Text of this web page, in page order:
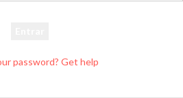
password? Get help